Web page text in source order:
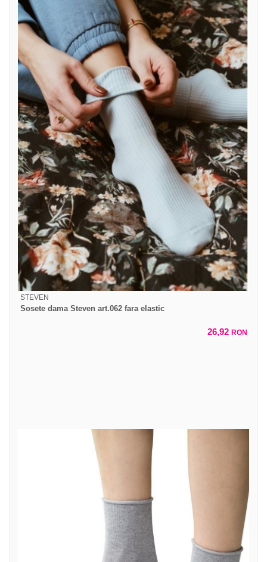
STEVEN
Sosete dama Steven art.062 fara elastic
26,92 RON